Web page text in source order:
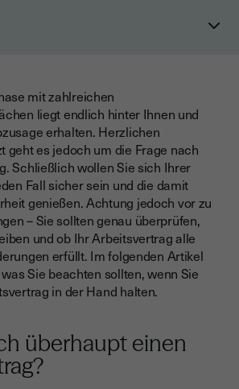
enthalten
ich einen Arbeitsvertrag unterschreiben?
Folgen kann ein nicht unterschriebener
am Arbeitsvertrag akzeptieren?
Signaturen bei Verträgen
Unterzeichnen eines Arbeitsvertrags
von Klarheit und Fairness im
vor der Unterzeichnung
mit zahlreichen
liegt endlich hinter Ihnen und
erhalten. Herzlichen
geht es jedoch um die Frage nach
Schließlich wollen Sie sich Ihrer
Fall sicher sein und die damit
genießen. Achtung jedoch vor zu
– Sie sollten genau überprüfen,
und ob Ihr Arbeitsvertrag alle
erfüllt. Im folgenden Artikel
Sie beachten sollten, wenn Sie
in der Hand halten.
überhaupt einen